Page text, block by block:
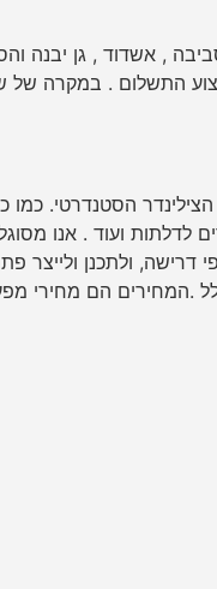
, אשדוד , גן יבנה
התשלום . במקרה של
הסטנדרטי. כמו
לדלתות ועוד . אנו
ולתכנן ולייצר
.המחירים הם מחירי